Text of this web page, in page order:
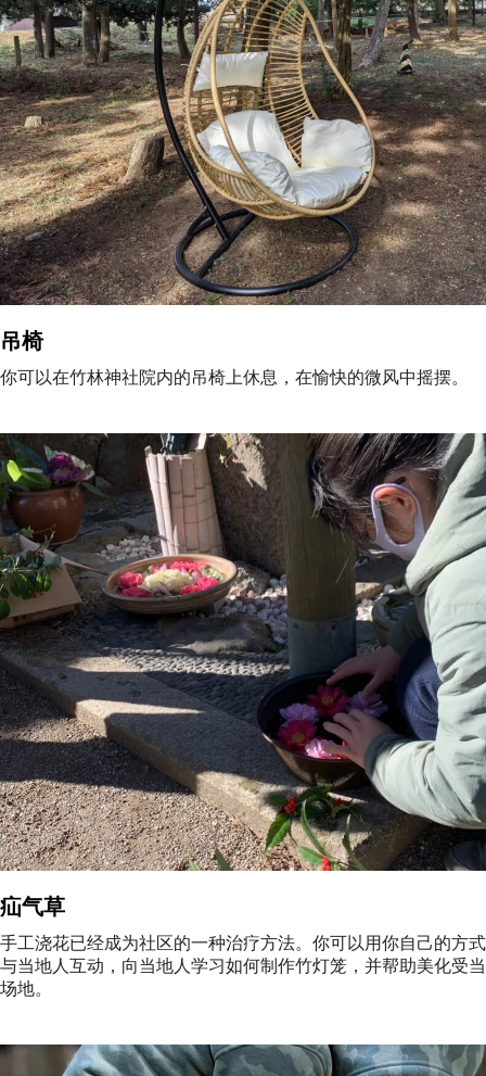
吊椅
你可以在竹林神社院内的吊椅上休息，在愉快的微风中摇摆。
疝气草
手工浇花已经成为社区的一种治疗方法。你可以用你自己的方
与当地人互动，向当地人学习如何制作竹灯笼，并帮助美化受
场地。